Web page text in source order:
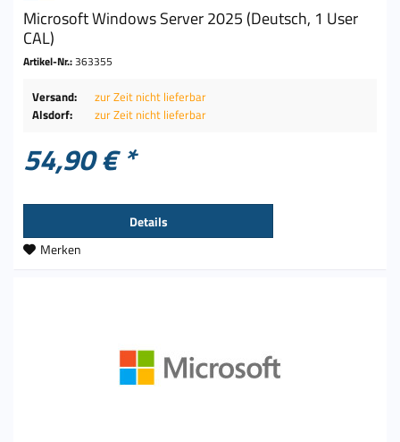
Microsoft Windows Server 2025 (Deutsch, 1 User
CAL)
Artikel-Nr.:363355
Versand:
zur Zeit nicht lieferbar
Alsdorf:
zur Zeit nicht lieferbar
54,90 € *
Details
Merken